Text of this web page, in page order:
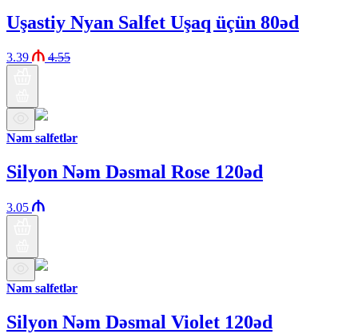
Uşastiy Nyan Salfet Uşaq üçün 80əd
3.39 4.55
Nəm salfetlər
Silyon Nəm Dəsmal Rose 120əd
3.05
Nəm salfetlər
Silyon Nəm Dəsmal Violet 120əd